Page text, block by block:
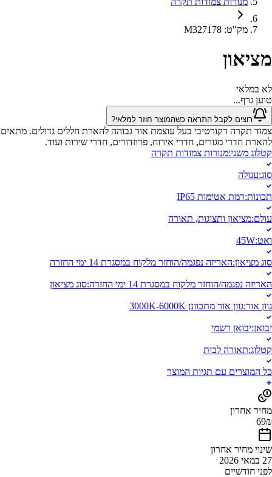
מק"ט:
M327178
מציאון
לא במלאי
טוען גרף...
רוצים לקבל התראה כשהמוצר חוזר למלאי?
צמוד תקרה דקורטיבי בעל עוצמת אור גבוהה להארת חללים גדולים. מתאים
להארת חדרי מגורים, חדרי אירוח, פרוזדורים, חדרי שירות ועוד.
קטלוג משני:מנורות צמודות תקרה
סוג:עגולה
תכונות:רמת אטימות IP65
עולם:מציאון ותצוגות, תאורה
ואט:
45W
סוג מציאון:האריזה נפגמה/הוחזר מלקוח במסגרת 14 ימי החזרה
האריזה נפגמה/הוחזר מלקוח במסגרת 14 ימי החזרה :סוג מציאון
גוון אור:גוון אור מתכוונן 3000K-6000K
יבואן:יבואן רשמי
קטלוג:תאורה לבית
כל המוצרים עם תגיות המוצר
מחיר אחרון
69₪
שינוי מחיר אחרון
27 במאי 2026
לפני חודשיים